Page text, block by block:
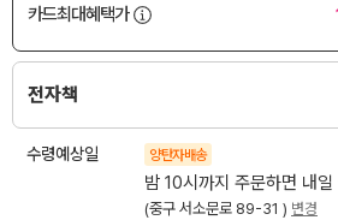
카드최대혜택가
전자책
수령예상일 양탄자배송
밤 10시까지 주문하면 내일
(중구 서소문로 89-31 ) 변경